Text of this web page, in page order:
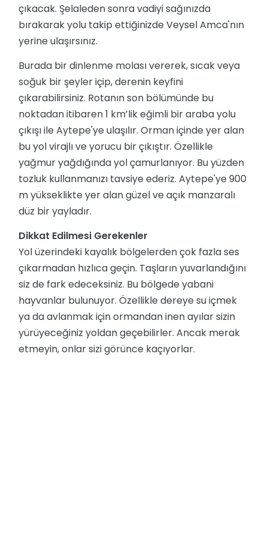
çıkacak. Şelaleden sonra vadiyi sağınızda
bırakarak yolu takip ettiğinizde Veysel Amca'nın
yerine ulaşırsınız.
Burada bir dinlenme molası vererek, sıcak veya
soğuk bir şeyler içip, derenin keyfini
çıkarabilirsiniz. Rotanın son bölümünde bu
noktadan itibaren 1 km’lik eğimli bir araba yolu
çıkışı ile Aytepe'ye ulaşılır. Orman içinde yer alan
bu yol virajlı ve yorucu bir çıkıştır. Özellikle
yağmur yağdığında yol çamurlanıyor. Bu yüzden
tozluk kullanmanızı tavsiye ederiz. Aytepe'ye 900
m yükseklikte yer alan güzel ve açık manzaralı
düz bir yayladır.
Dikkat Edilmesi Gerekenler
Yol üzerindeki kayalık bölgelerden çok fazla ses
çıkarmadan hızlıca geçin. Taşların yuvarlandığını
siz de fark edeceksiniz. Bu bölgede yabani
hayvanlar bulunuyor. Özellikle dereye su içmek
ya da avlanmak için ormandan inen ayılar sizin
yürüyeceğiniz yoldan geçebilirler. Ancak merak
etmeyin, onlar sizi görünce kaçıyorlar.